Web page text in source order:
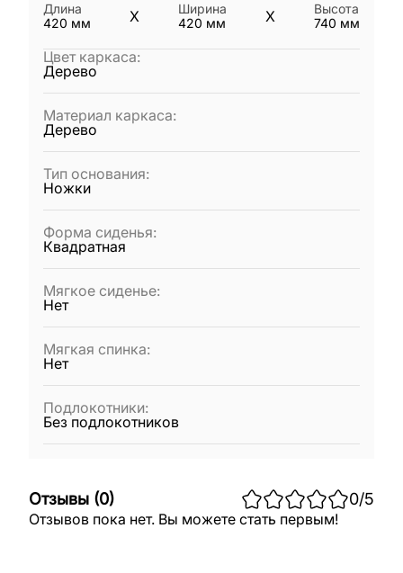
Длина
420 мм X
Ширина
420 мм X
Высота
740 мм
Цвет каркаса:
Дерево
Материал каркаса:
Дерево
Тип основания:
Ножки
Форма сиденья:
Квадратная
Мягкое сиденье:
Нет
Мягкая спинка:
Нет
Подлокотники:
Без подлокотников
Отзывы (0) 0/5
Отзывов пока нет. Вы можете стать первым!